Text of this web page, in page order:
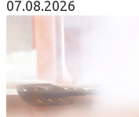
07.08.2026